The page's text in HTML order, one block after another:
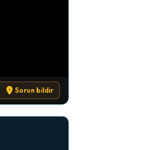
Sorun bildir